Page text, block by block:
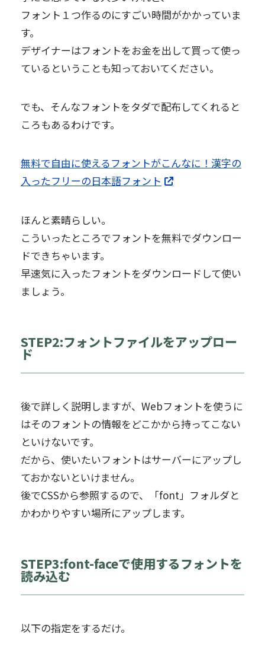
フォント１つ作るのにすごい時間がかかっていま
す。
デザイナーはフォントをお金を出して買って使っ
ているということも知っておいてください。
でも、そんなフォントをタダで配布してくれると
ころもあるわけです。
無料で自由に使えるフォントがこんなに！漢字の
入ったフリーの日本語フォント
ほんと素晴らしい。
こういったところでフォントを無料でダウンロー
ドできちゃいます。
早速気に入ったフォントをダウンロードして使い
ましょう。
STEP2:フォントファイルをアップロー
ド
後で詳しく説明しますが、Webフォントを使うに
はそのフォントの情報をどこかから持ってこない
といけないです。
だから、使いたいフォントはサーバーにアップし
ておかないといけません。
後でCSSから参照するので、「font」フォルダと
かわかりやすい場所にアップします。
STEP3:font-faceで使用するフォントを
読み込む
以下の指定をするだけ。